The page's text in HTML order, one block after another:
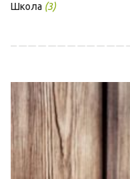
Школа (3)